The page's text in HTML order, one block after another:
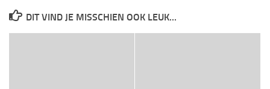
DIT VIND JE MISSCHIEN OOK LEUK...